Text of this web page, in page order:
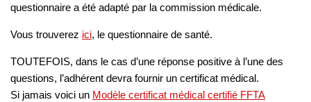
questionnaire a été adapté par la commission médicale.
Vous trouverez ici, le questionnaire de santé.
TOUTEFOIS, dans le cas d’une réponse positive à l’une des
questions, l’adhérent devra fournir un certificat médical.
Si jamais voici un Modèle certificat médical certifié FFTA